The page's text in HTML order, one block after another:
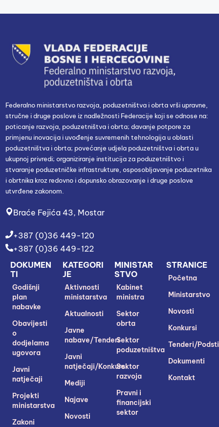
Federalno ministarstvo razvoja, poduzetništva i obrta vrši upravne,
stručne i druge poslove iz nadležnosti Federacije koji se odnose na:
poticanje razvoja, poduzetništva i obrta; davanje potpore za
primjenu inovacija i uvođenje suvremenih tehnologija u oblasti
poduzetništva i obrta; povećanje udjela poduzetništva i obrta u
ukupnoj privredi; organiziranje institucija za poduzetništvo i
stvaranje poduzetničke infrastrukture, osposobljavanje poduzetnika
i obrtnika kroz redovno i dopunsko obrazovanje i druge poslove
utvrđene zakonom.
Braće Fejića 43, Mostar
+387 (0)36 449-120
+387 (0)36 449-122
STRANICE
Početna
Ministarstvo
Novosti
Konkursi
Tenderi/
Dokumenti
Kontakt
MINISTAR
STVO
Kabinet
ministra
Sektor
obrta
Sektor
poduzetništva
Sektor
razvoja
Pravni i
financijski
sektor
KATEGORI
JE
Aktivnosti
ministarstva
Aktualnosti
Javne
nabave/Tenderi
Javni
natječaji/Konkursi
Mediji
Najave
Novosti
DOKUMEN
TI
Godišnji
plan
nabavke
Obavijesti
o
dodjelama
ugovora
Javni
natječaji
Projekti
ministarstva
Zakoni